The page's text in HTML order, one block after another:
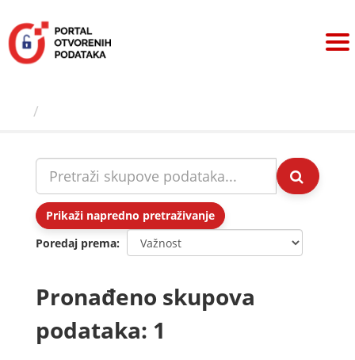
sadržaj
Prikaži napredno pretraživanje
Poredaj prema
Pronađeno skupova
podataka: 1